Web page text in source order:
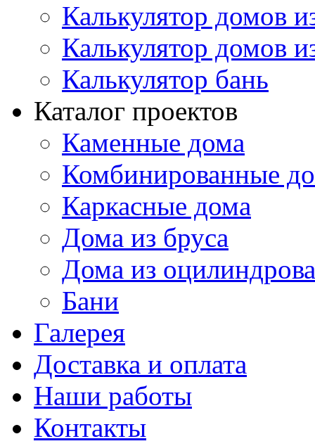
Калькулятор домов
Калькулятор домов
Калькулятор бань
Каталог проектов
Каменные дома
Комбинированные
Каркасные дома
Дома из бруса
Дома из
Бани
Галерея
Доставка и оплата
Наши работы
Контакты